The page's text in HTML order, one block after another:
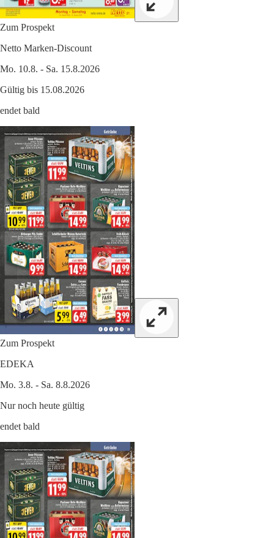
Zum Prospekt
Netto Marken-Discount
Mo. 10.8. - Sa. 15.8.2026
Gültig bis 15.08.2026
endet bald
Zum Prospekt
EDEKA
Mo. 3.8. - Sa. 8.8.2026
Nur noch heute gültig
endet bald